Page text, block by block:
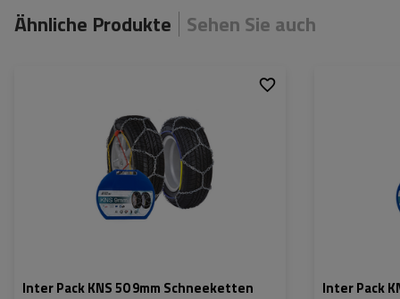
Ähnliche Produkte Sehen Sie auch
Inter Pack KNS 50 9mm Schneeketten
ohne Auffahren
Selbstspannsystem:
nein
ÖNORM V5117
Inter Pack